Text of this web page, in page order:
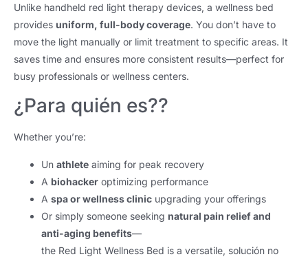
Unlike handheld red light therapy devices, a wellness bed
provides uniform, full-body coverage. You don’t have to
move the light manually or limit treatment to specific areas. It
saves time and ensures more consistent results—perfect for
busy professionals or wellness centers.
¿Para quién es??
Whether you’re:
Un athlete aiming for peak recovery
A biohacker optimizing performance
A spa or wellness clinic upgrading your offerings
Or simply someone seeking natural pain relief and
anti-aging benefits—
the Red Light Wellness Bed is a versatile, solución no